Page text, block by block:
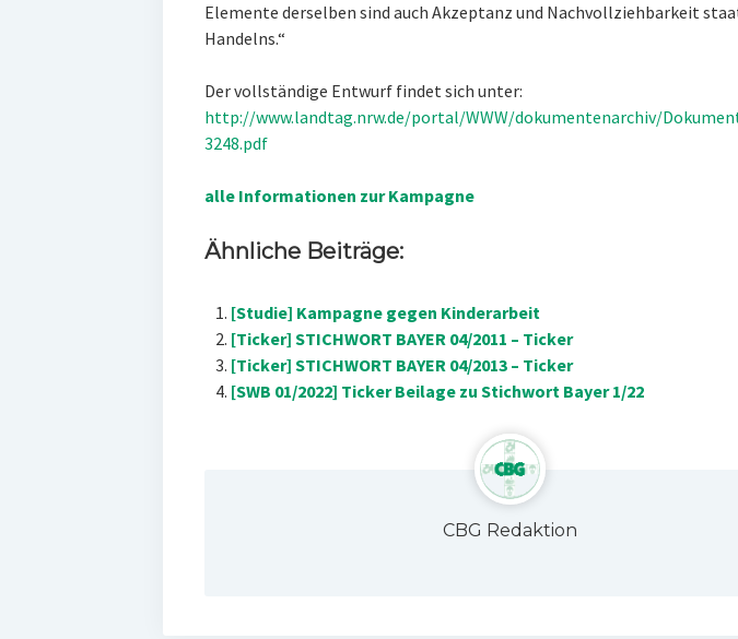
Elemente derselben sind auch Akzeptanz und Nachvollziehbarkeit
Handelns.“
Der vollständige Entwurf findet sich unter:
http://www.landtag.nrw.de/portal/WWW/dokumentenarchiv/
3248.pdf
alle Informationen zur Kampagne
Ähnliche Beiträge:
[Studie] Kampagne gegen Kinderarbeit
[Ticker] STICHWORT BAYER 04/2011 – Ticker
[Ticker] STICHWORT BAYER 04/2013 – Ticker
[SWB 01/2022] Ticker Beilage zu Stichwort Bayer 1/22
CBG Redaktion